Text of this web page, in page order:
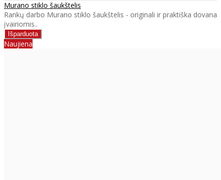
Murano stiklo šaukštelis
Rankų darbo Murano stiklo šaukštelis - originali ir praktiška dovana
įvairiomis..
Naujiena